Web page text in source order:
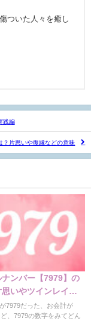
ついた人々を癒し
践編
？片思いや復縁などの意味
ナンバー【7979】の
いやツインレイの
7979だった、お会計が
、7979の数字をみてどん